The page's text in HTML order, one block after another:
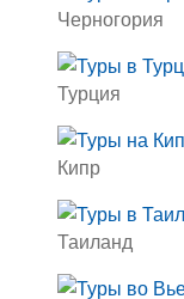
Черногория
Турция
Кипр
Таиланд